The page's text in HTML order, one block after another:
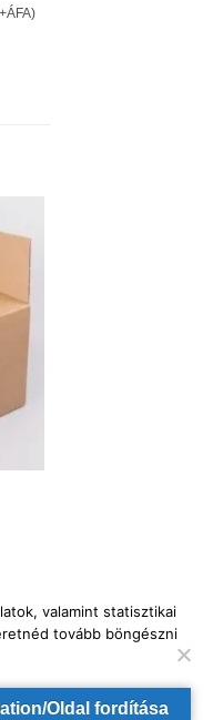
Oldal fordítása
valamint statisztikai
tovább böngészni